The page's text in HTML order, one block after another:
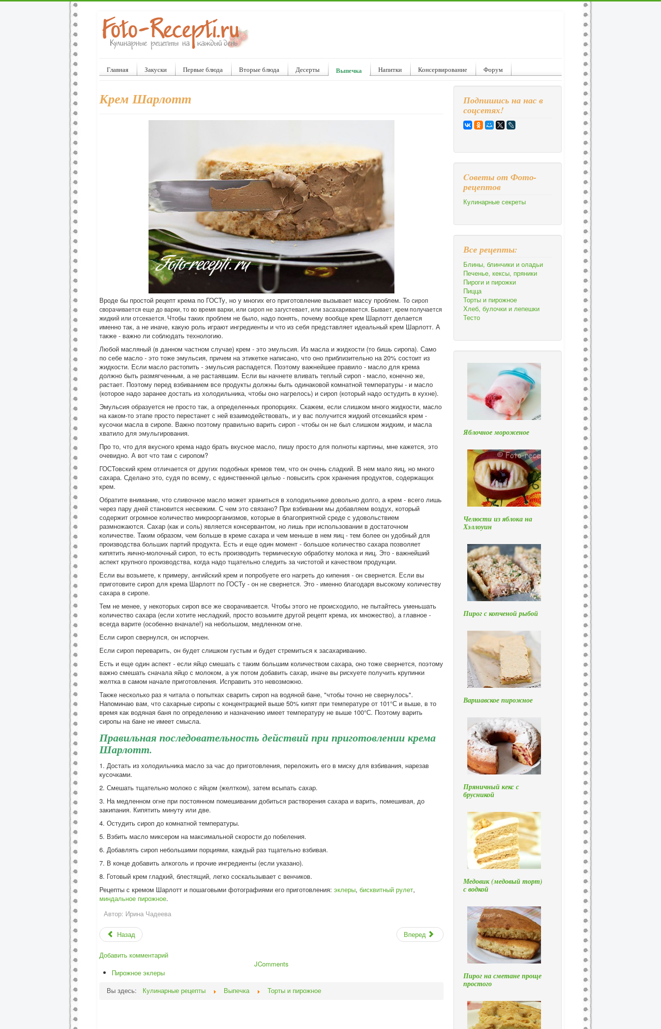
Главная Закуски Первые блюда Вторые блюда Десерты Выпечка Напитки Консервирование Форум
Крем Шарлотт
Вроде бы простой рецепт крема по ГОСТу, но у многих его приготовление вызывает массу проблем. То сироп
сворачивается еще до варки, тово время варки, или сироп не загустевает, или засахаривается. Бывает, крем получается
жидкий или отсекается. Чтобы таких проблем не было, надо понять, почему вообще крем Шарлотт делается
именно так, а не иначе, какую роль играют ингредиенты и что из себя представляет идеальный крем Шарлотт. А
также - важно ли соблюдать технологию.
Любой масляный (в данном частном случае) крем - это эмульсия. Из масла и жидкости (то бишь сиропа). Само
по себе масло - это тоже эмульсия, причем на этикетке написано, что оно приблизительно на 20% состоит из
жидкости. Если масло растопить - эмульсия распадется. Поэтому важнейшее правило - масло для крема
должно быть размягченным, а не растаявшим. Если вы начнете вливать теплый сироп - масло, конечно же,
растает. Поэтому перед взбиванием все продукты должны быть одинаковой комнатной температуры - и масло
(которое надо заранее достать из холодильника, чтобы оно нагрелось) и сироп (который надо остудить в кухне).
Эмульсия образуется не просто так, а определенных пропорциях. Скажем, если слишком много жидкости, масло
на каком-то этапе просто перестанет с ней взаимодействовать, и у вас получится жидкий отсекшийся крем -
кусочки масла в сиропе. Важно поэтому правильно варить сироп - чтобы он не был слишком жидким, и масла
хватило для эмульгирования.
Про то, что для вкусного крема надо брать вкусное масло, пишу просто для полноты картины, мне кажется, это
очевидно. А вот что там с сиропом?
ГОСТовский крем отличается от других подобных кремов тем, что он очень сладкий. В нем мало яиц, но много
сахара. Сделано это, судя по всему, с единственной целью - повысить срок хранения продуктов, содержащих
крем.
Обратите внимание, что сливочное масло может храниться в холодильнике довольно долго, а крем - всего лишь
через пару дней становится несвежим. С чем это связано? При взбивании мы добавляем воздух, который
содержит огромное количество микроорганизмов, которые в благоприятной среде с удовольствием
размножаются. Сахар (как и соль) является консервантом, но лишь при использовании в достаточном
количестве. Таким образом, чем больше в креме сахара и чем меньше в нем яиц - тем более он удобный для
производства больших партий продукта. Есть и еще один момент - большое количество сахара позволяет
кипятить яично-молочный сироп, то есть производить термическую обработку молока и яиц. Это - важнейший
аспект крупного производства, когда надо тщательно следить за чистотой и качеством продукции.
Если вы возьмете, к примеру, ангийский крем и попробуете его нагреть до кипения - он свернется. Если вы
приготовите сироп для крема Шарлотт по ГОСТу - он не свернется. Это - именно благодаря высокому количеству
сахара в сиропе.
Тем не менее, у некоторых сироп все же сворачивается. Чтобы этого не происходило, не пытайтесь уменьшать
количество сахара (если хотите несладкий, просто возьмите другой рецепт крема, их множество), а главное -
всегда варите (особенно вначале!) на небольшом, медленном огне.
Если сироп свернулся, он испорчен.
Если сироп переварить, он будет слишком густым и будет стремиться к засахариванию.
Есть и еще один аспект - если яйцо смешать с таким большим количеством сахара, оно тоже свернется, поэтому
важно смешать сначала яйцо с молоком, а уж потом добавить сахар, иначе вы рискуете получить крупинки
желтка в самом начале приготовления. Исправить это невозможно.
Также несколько раз я читала о попытках сварить сироп на водяной бане, "чтобы точно не свернулось".
Напоминаю вам, что сахарные сиропы с концентрацией выше 50% кипят при температуре от 101°С и выше, в то
время как водяная баня по определению и назначению имеет температуру не выше 100°С. Поэтому варить
сиропы на бане не имеет смысла.
Правильная последовательность действий при приготовлении крема
Шарлотт.
1. Достать из холодильника масло за час до приготовления, переложить его в миску для взбивания, нарезав
кусочками.
2. Смешать тщательно молоко с яйцом (желтком), затем всыпать сахар.
3. На медленном огне при постоянном помешивании добиться растворения сахара и варить, помешивая, до
закипания. Кипятить минуту или две.
4. Остудить сироп до комнатной температуры.
5. Взбить масло миксером на максимальной скорости до побеления.
6. Добавлять сироп небольшими порциями, каждый раз тщательно взбивая.
7. В конце добавить алкоголь и прочие ингредиенты (если указано).
8. Готовый крем гладкий, блестящий, легко соскальзывает с венчиков.
Рецепты с кремом Шарлотт и пошаговыми фотографиями его приготовления: эклеры, бисквитный рулет,
миндальное пирожное.
Автор: Ирина Чадеева
Назад Вперед
Добавить комментарий
JComments
Пирожное эклеры
Вы здесь:
Кулинарные рецепты Выпечка Торты и пирожное
Подпишись на нас в
соцсетях!
Cоветы от Фото-
рецептов
Кулинарные секреты
Все рецепты:
Блины, блинчики и оладьи
Печенье, кексы, пряники
Пироги и пирожки
Пицца
Торты и пирожное
Хлеб, булочки и лепешки
Тесто
Яблочное мороженое
Челюсти из яблока на
Хэллоуин
Пирог с копченой рыбой
Варшавское пирожное
Пряничный кекс с
брусникой
Медовик (медовый торт)
с водкой
Пирог на сметане проще
простого